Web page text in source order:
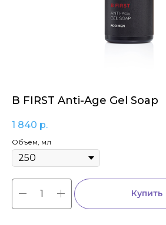
B FIRST Anti-Age Gel Soap
1 840 р.
Объем, мл
Купить